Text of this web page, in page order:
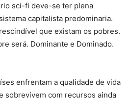
sci-fi deve-se ter plena
capitalista predominaria.
que existam os pobres.
será. Dominante e Dominado.
enfrentam a qualidade de vida
sobrevivem com recursos ainda